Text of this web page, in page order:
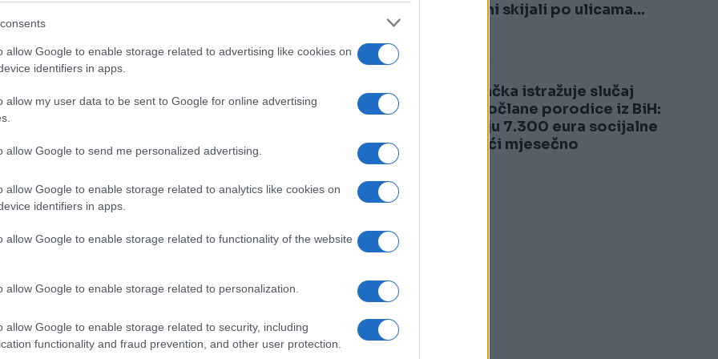
allow Google to enable storage related to advertising like cookies on
identifiers in apps.
allow my user data to be sent to Google for online advertising
allow Google to send me personalized advertising.
allow Google to enable storage related to analytics like cookies on
identifiers in apps.
allow Google to enable storage related to functionality of the website
allow Google to enable storage related to personalization.
allow Google to enable storage related to security, including
functionality and fraud prevention, and other user protection.
zahlreich vertretene
Bevölkerung an der
der ehrwürdigen
des als Märtyrer
Großajatollah
in Teheran.
JUaV44FY27
July 6, 2026
napadima, ali težina njegovih povreda ostaje
garde, Ahmad Vahidi, čiji je
po drugi put u nedjelju, ovaj put na
građani skijali po ulicama...
4
Njemačka istražuje slučaj
desetočlane porodice iz BiH:
Primaju 7.300 eura socijalne
pomoći mjesečno